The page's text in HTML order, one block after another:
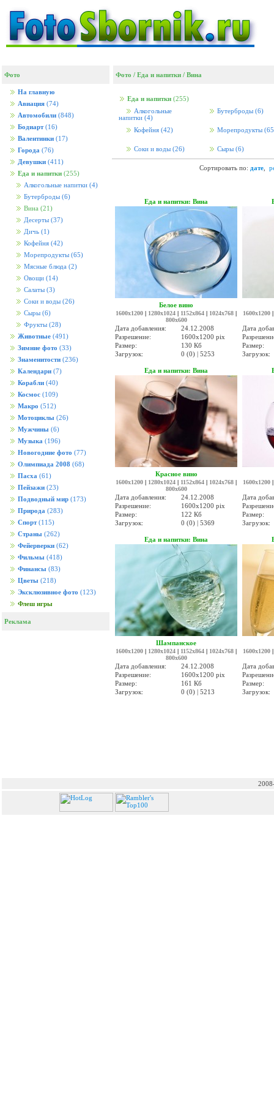
Фото
На главную
Авиация (74)
Автомобили (848)
Бодиарт (16)
Валентинки (17)
Города (76)
Девушки (411)
Еда и напитки (255)
Алкогольные напитки (4)
Бутерброды (6)
Вина (21)
Десерты (37)
Дичь (1)
Кофейня (42)
Морепродукты (65)
Мясные блюда (2)
Овощи (14)
Салаты (3)
Соки и воды (26)
Сыры (6)
Фрукты (28)
Животные (491)
Зимние фото (33)
Знаменитости (236)
Календари (7)
Корабли (40)
Космос (109)
Макро (512)
Мотоциклы (26)
Мужчины (6)
Музыка (196)
Новогодние фото (77)
Олимпиада 2008 (68)
Пасха (61)
Пейзажи (23)
Подводный мир (173)
Природа (283)
Спорт (115)
Страны (262)
Фейерверки (62)
Фильмы (418)
Финансы (83)
Цветы (218)
Эксклюзивное фото (123)
Флеш игры
Реклама
Фото / Еда и напитки / Вина
Еда и напитки (255)
Алкогольные
напитки (4)
Бутерброды (6)
Кофейня (42) Морепродукты
Соки и воды (26) Сыры (6)
Сортировать по: дате
Еда и напитки: Вина
Белое вино
1600x1200 | 1280x1024 | 1152x864 | 1024x768 |
800x600
Дата добавления:
24.12.2008
Разрешение:
1600x1200 pix
Размер:
130 Кб
Загрузок:
0 (0) | 5253
1600x1200
Дата
Размер:
Загрузок:
Еда и напитки: Вина
Красное вино
1600x1200 | 1280x1024 | 1152x864 | 1024x768 |
800x600
Дата добавления:
24.12.2008
Разрешение:
1600x1200 pix
Размер:
122 Кб
Загрузок:
0 (0) | 5369
1600x1200
Дата
Размер:
Загрузок:
Еда и напитки: Вина
Шампанское
1600x1200 | 1280x1024 | 1152x864 | 1024x768 |
800x600
Дата добавления:
24.12.2008
Разрешение:
1600x1200 pix
Размер:
161 Кб
Загрузок:
0 (0) | 5213
1600x1200
Дата
Размер:
Загрузок: